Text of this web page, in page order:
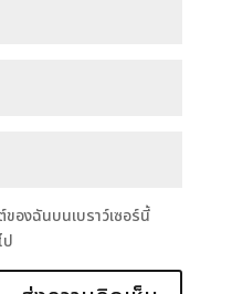
องฉันบนเบราว์เซอร์นี้